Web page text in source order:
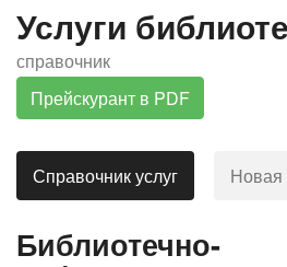
Услуги
справочник
Прейскурант в PDF
Г
л
Справочник услуг (активная
Новая
Библиотечно-